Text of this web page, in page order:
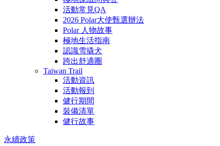
活動常見QA
2026 Polar大使甄選辦法
Polar 人物故事
極地生活指南
認識雪撬犬
跨出舒適圈
Taiwan Trail
活動資訊
活動報到
健行期間
裝備清單
健行故事
永續政策